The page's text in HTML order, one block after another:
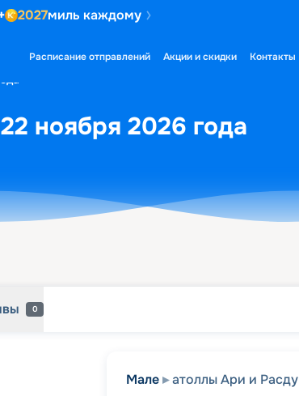
2027миль каждому
Расписание отправлений Акции и скидки Контакты
ноября 2026 года
0
Мале атоллы Ари и Расду